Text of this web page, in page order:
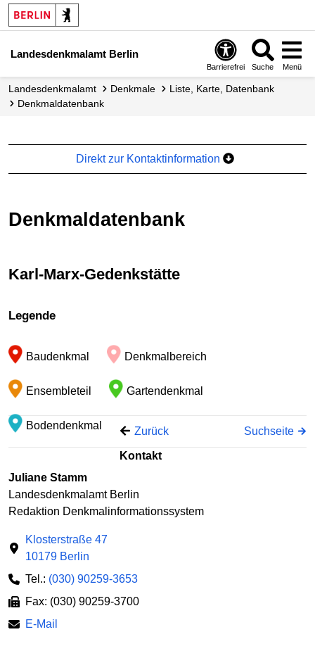
Landesdenkmalamt Berlin
Barrierefrei Suche Menü
Landesdenkmalamt Denkmale
Liste, Karte, Datenbank
Denkmal­datenbank
Direkt zur Kontaktinformation
Denkmaldatenbank
Karl-Marx-Gedenkstätte
+
Legende
Baudenkmal Denkmalbereich
Ensembleteil Gartendenkmal
Bodendenkmal Zurück Suchseite
Kontakt
Juliane Stamm
Landesdenkmalamt Berlin
Redaktion Denkmalinformationssystem
Klosterstraße 47
10179 Berlin
Tel.: (030) 90259-3653
Fax: (030) 90259-3700
E-Mail